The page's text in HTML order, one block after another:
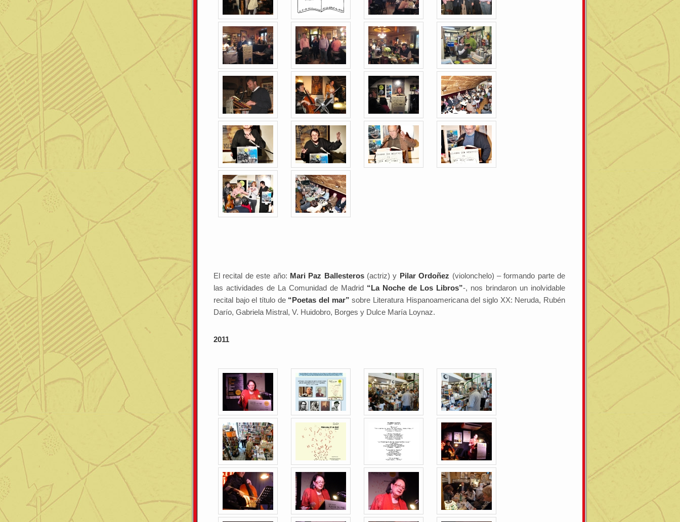
El recital de este año: Mari Paz Ballesteros(actriz) y Pilar Ordoñez (violonchelo) – formando parte de
las actividades de La Comunidad de Madrid “La Noche de Los Libros”-, nos brindaron un inolvidable
recital bajo el título de “Poetas del mar” sobre Literatura Hispanoamericana del siglo XX: Neruda, Rubén
Darío, Gabriela Mistral, V. Huidobro, Borges y Dulce María Loynaz.
2011